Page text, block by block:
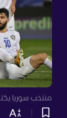
منتخب سوريا يكتب